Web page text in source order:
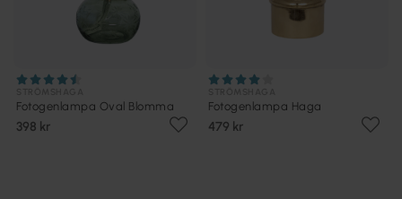
Fotogenlampa Oval Blomma
398 kr
Fotogenlampa Haga
479 kr